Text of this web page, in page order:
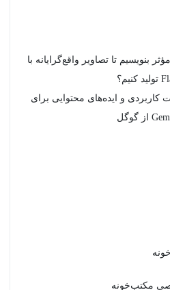
بنویسیم تا تصاویر واقع‌گرایانه با
کاربردی و ایده‌های محتوایی برای
مکتب‌خونه